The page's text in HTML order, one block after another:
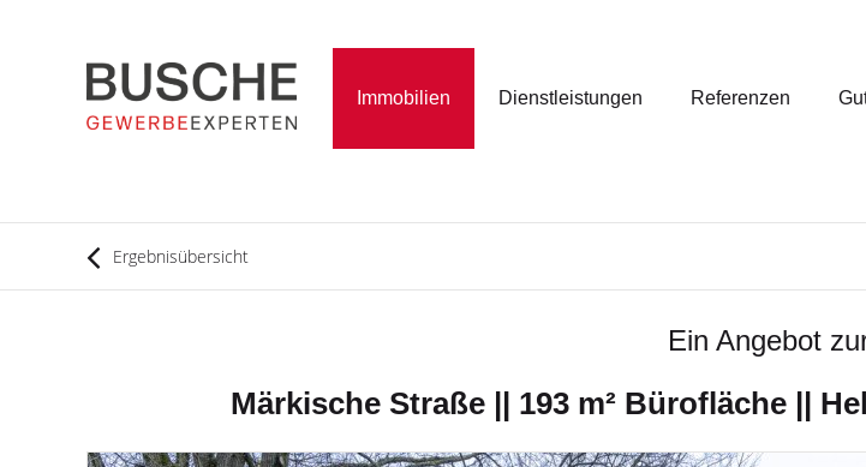
Immobilien Dienstleistungen Referenzen
Ergebnisübersicht
Ein Angebot
Märkische Straße || 193 m² Bürofläche ||